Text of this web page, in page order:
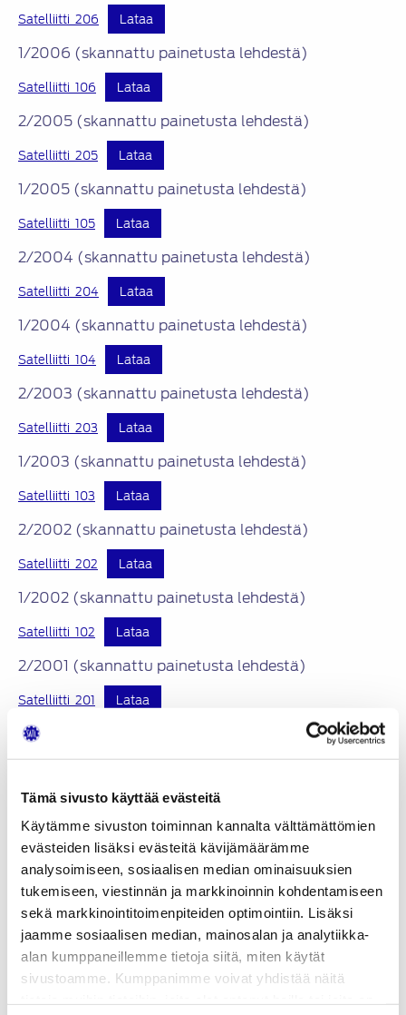
Tämä sivusto käyttää evästeitä
Käytämme sivuston toiminnan kannalta välttämättömien
evästeiden lisäksi evästeitä kävijämäärämme
analysoimiseen, sosiaalisen median ominaisuuksien
tukemiseen, viestinnän ja markkinoinnin kohdentamiseen
sekä markkinointitoimenpiteiden optimointiin. Lisäksi
jaamme sosiaalisen median, mainosalan ja analytiikka-
alan kumppaneillemme tietoja siitä, miten käytät
sivustoamme. Kumppanimme voivat yhdistää näitä
Satelliitti_206 Lataa
1/2006 (skannattu painetusta lehdestä)
Satelliitti_106 Lataa
2/2005 (skannattu painetusta lehdestä)
Satelliitti_205 Lataa
1/2005 (skannattu painetusta lehdestä)
Satelliitti_105 Lataa
2/2004 (skannattu painetusta lehdestä)
Satelliitti_204 Lataa
1/2004 (skannattu painetusta lehdestä)
Satelliitti_104 Lataa
2/2003 (skannattu painetusta lehdestä)
Satelliitti_203 Lataa
1/2003 (skannattu painetusta lehdestä)
Satelliitti_103 Lataa
2/2002 (skannattu painetusta lehdestä)
Satelliitti_202 Lataa
1/2002 (skannattu painetusta lehdestä)
Satelliitti_102 Lataa
2/2001 (skannattu painetusta lehdestä)
Satelliitti_201 Lataa
1/2001 (skannattu painetusta lehdestä)
2/2000 (skannattu painetusta lehdestä)
Satelliitti_200 Lataa
1/2000 (skannattu painetusta lehdestä)
Satelliitti_100 Lataa
2/1999 (skannattu painetusta lehdestä)
Satelliitti_299 Lataa
1/1999 (skannattu painetusta lehdestä)